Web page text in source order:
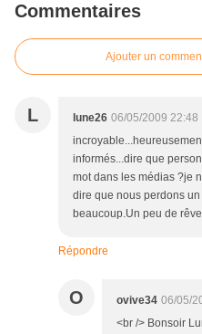
Commentaires
Ajouter un
L lune26 06/05/2009 22:48
informés...dire que
mot dans les médias ?je
dire que nous perdons
beaucoup.Un peu de
Répondre
O ovive34 06/05/
<br /> Bonsoir